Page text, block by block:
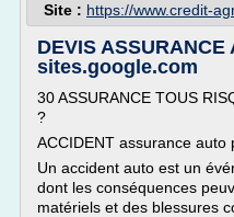
Site : https://www.credit-
DEVIS ASSURANCE
sites.google.com
30 ASSURANCE TOUS
?
ACCIDENT assurance auto
Un accident auto est un
dont les conséquences
matériels et des blessures